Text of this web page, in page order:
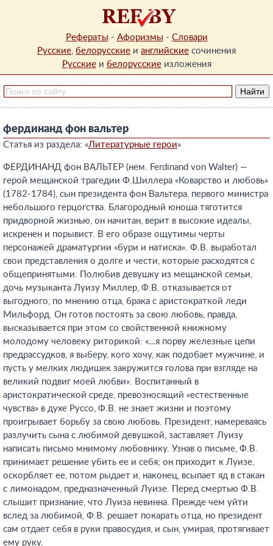
Рефераты - Афоризмы - Словари
Русские, белорусские и английские сочинения
Русскиеи белорусскиеизложения
фердинанд фон вальтер
Статья из раздела: «Литературные герои»
ФЕРДИНАНД фон ВАЛЬТЕР (нем. Ferdinand von Walter) —
герой мещанской трагедии Ф.Шиллера «Коварство и любовь»
(1782-1784), сын президента фон Вальтера, первого министра
небольшого герцогства. Благородный юноша тяготится
придворной жизнью, он начитан, верит в высокие идеалы,
искренен и порывист. В его образе ощутимы черты
персонажей драматургии «бури и натиска». Ф.В. выработал
свои представления о долге и чести, которые расходятся с
общепринятыми. Полюбив девушку из мещанской семьи,
дочь музыканта Луизу Миллер, Ф.В. отказывается от
выгодного, по мнению отца, брака с аристократкой леди
Мильфорд. Он готов постоять за свою любовь, правда,
высказывается при этом со свойственной книжному
молодому человеку риторикой: «…я порву железные цепи
предрассудков, я выберу, кого хочу, как подобает мужчине, и
пусть у мелких людишек закружится голова при взгляде на
великий подвиг моей любви». Воспитанный в
аристократической среде, превозносящий «естественные
чувства» в духе Руссо, Ф.В. не знает жизни и поэтому
проигрывает борьбу за свою любовь. Президент, намереваясь
разлучить сына с любимой девушкой, заставляет Луизу
написать письмо мнимому любовнику. Узнав о письме, Ф.В.
принимает решение убить ее и себя; он приходит к Луизе,
оскорбляет ее, потом рыдает и, наконец, всыпает яд в стакан
с лимонадом, предназначенный Луизе. Перед смертью Ф.В.
слышит признание, что Луиза невинна. Прежде чем уйти
вслед за любимой, Ф.В. решает покарать отца, но президент
сам отдает себя в руки правосудия, и сын, умирая, протягивает
ему руку.